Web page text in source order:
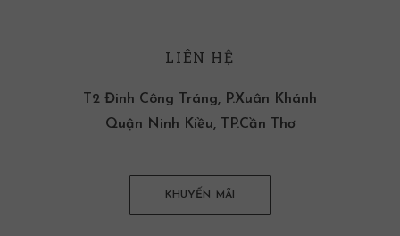
LIÊN HỆ
T2 Đinh Công Tráng, P.Xuân Khánh
Quận Ninh Kiều, TP.Cần Thơ
KHUYẾN MÃI